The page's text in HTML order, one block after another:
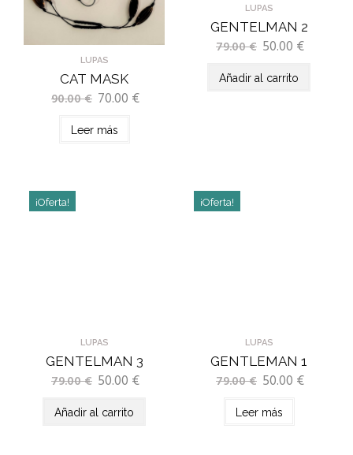
LUPAS
CAT MASK
90.00€ 70.00 €
Leer más
LUPAS
GENTELMAN 2
79.00€ 50.00 €
Añadir al carrito
LUPAS
GENTELMAN 3
79.00€ 50.00 €
¡Oferta!
Añadir al carrito
LUPAS
GENTLEMAN 1
79.00€ 50.00 €
¡Oferta!
Leer más